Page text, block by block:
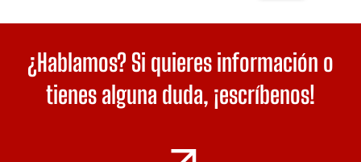
¿Hablamos? Si quieres información o
tienes alguna duda, ¡escríbenos!